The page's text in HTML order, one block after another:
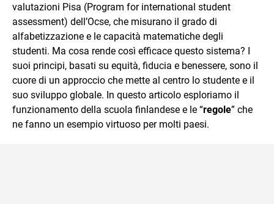
valutazioni Pisa (Program for international student
assessment) dell’Ocse, che misurano il grado di
alfabetizzazione e le capacità matematiche degli
studenti. Ma cosa rende così efficace questo sistema? I
suoi principi, basati su equità, fiducia e benessere, sono il
cuore di un approccio che mette al centro lo studente e il
suo sviluppo globale. In questo articolo esploriamo il
funzionamento della scuola finlandese e le “regole” che
ne fanno un esempio virtuoso per molti paesi.